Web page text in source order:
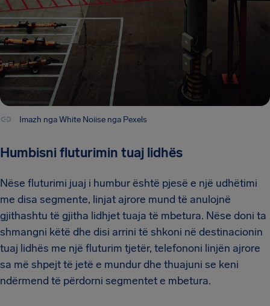
Imazh nga White Noiise nga Pexels
Humbisni fluturimin tuaj lidhës
Nëse fluturimi juaj i humbur është pjesë e një udhëtimi
me disa segmente, linjat ajrore mund të anulojnë
gjithashtu të gjitha lidhjet tuaja të mbetura. Nëse doni ta
shmangni këtë dhe disi arrini të shkoni në destinacionin
tuaj lidhës me një fluturim tjetër, telefononi linjën ajrore
sa më shpejt të jetë e mundur dhe thuajuni se keni
ndërmend të përdorni segmentet e mbetura.